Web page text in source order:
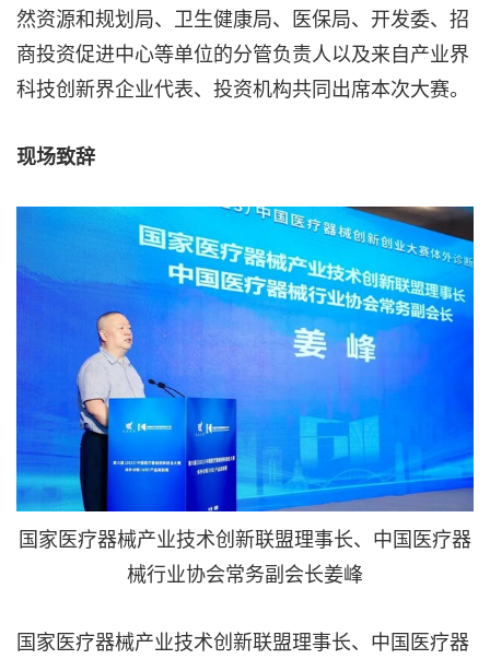
然资源和规划局、卫生健康局、医保局、开发委、招
商投资促进中心等单位的分管负责人以及来自产业界
科技创新界企业代表、投资机构共同出席本次大赛。
现场致辞
国家医疗器械产业技术创新联盟理事长、中国医疗器
械行业协会常务副会长姜峰
国家医疗器械产业技术创新联盟理事长、中国医疗器